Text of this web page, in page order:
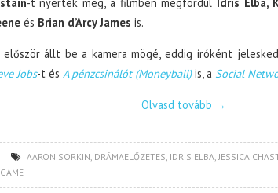
és Brian d’Arcy James is.
először állt be a kamera mögé, eddig íróként
Jobs-t és A pénzcsinálót (Moneyball)is, a Social
Olvasd tovább →
AARON SORKIN, DRÁMAELŐZETES, IDRIS ELBA,JESSICA